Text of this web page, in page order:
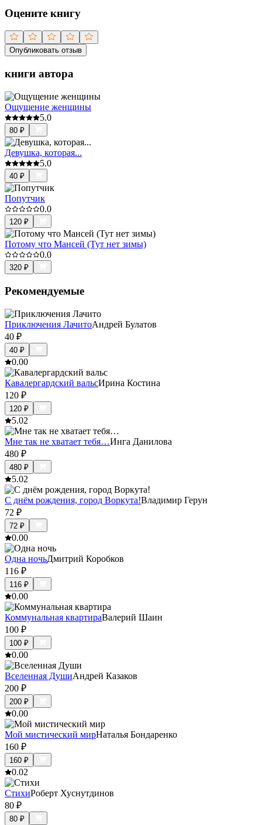
Оцените книгу
Опубликовать отзыв
книги автора
Ощущение женщины
5.0
80 ₽
Девушка, которая...
5.0
40 ₽
Попутчик
0.0
120 ₽
Потому что Мансей (Тут нет зимы)
0.0
320 ₽
Рекомендуемые
Приключения ЛачитоАндрей Булатов
40 ₽
40 ₽
0.00
Кавалергардский вальсИрина Костина
120 ₽
120 ₽
5.02
Мне так не хватает тебя…Инга Данилова
480 ₽
480 ₽
5.02
С днём рождения, город Воркута!Владимир Герун
72 ₽
72 ₽
0.00
Одна ночьДмитрий Коробков
116 ₽
116 ₽
0.00
Коммунальная квартираВалерий Шаин
100 ₽
100 ₽
0.00
Вселенная ДушиАндрей Казаков
200 ₽
200 ₽
0.00
Мой мистический мирНаталья Бондаренко
160 ₽
160 ₽
0.02
СтихиРоберт Хуснутдинов
80 ₽
80 ₽